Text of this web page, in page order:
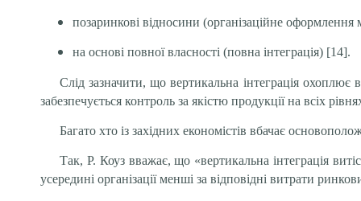
позаринкові відносини (організаційне оформлення
на основі повної власності (повна інтеграція) [14].
Слід зазначити, що вертикальна інтеграція охоплює
забезпечується контроль за якістю продукції на всіх
Багато хто із західних економістів вбачає
Так, Р. Коуз вважає, що «вертикальна інтеграція
усередині організації менші за відповідні витрати